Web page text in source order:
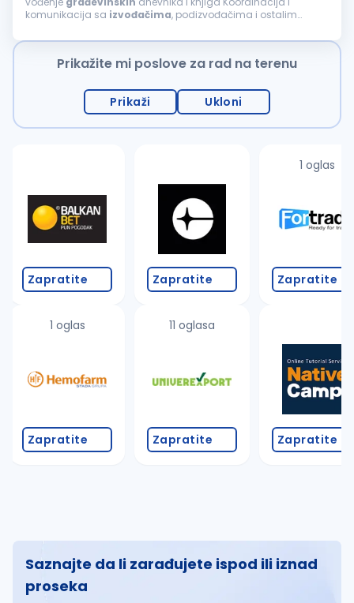
komunikacija sa izvođačima, podizvođačima i ostalim
bezbednosti i zaštite na radu na gradilištu...
Prikažite mi poslove za rad na terenu
Prikaži Ukloni
Zapratite
1 oglas
Zapratite
Zapratite
11 oglasa
Zapratite
1 oglas
Zapratite
Zapratite
Saznajte da li zarađujete ispod ili iznad
proseka